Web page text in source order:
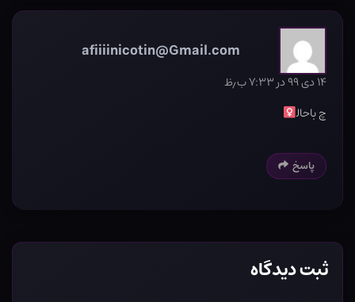
afiiiinicotin@Gmail.com
۱۴ دی ۹۹ در ۷:۳۳ ب٫ظ
چ باحال‍
پاسخ
ثبت دیدگاه